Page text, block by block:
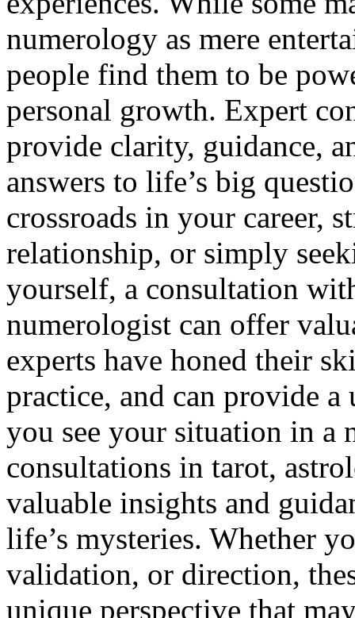
numerology as mere
people find them to be
personal growth. Expert
provide clarity, guidance,
answers to life’s big
crossroads in your career,
relationship, or simply
yourself, a consultation
numerologist can offer
experts have honed their
practice, and can provide
you see your situation in a
consultations in tarot,
valuable insights and
life’s mysteries. Whether
validation, or direction,
unique perspective that